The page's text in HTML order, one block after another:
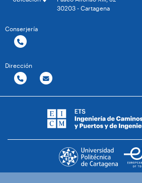
30203 - Cartagena
Conserjería
Dirección